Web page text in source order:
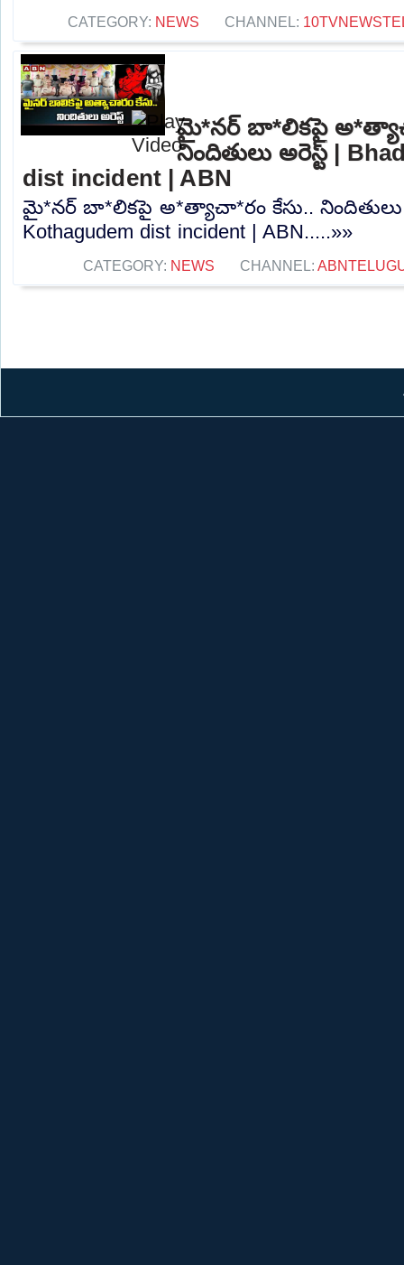
CATEGORY: NEWS CHANNEL:
మై*నర్ బా*లికపై
నిందితులు అరెస్ట్ |
dist incident | ABN
మై*నర్ బా*లికపై అ*త్యాచా*రం కేసు.. నిందితులు
Kothagudem dist incident | ABN.....»»
CATEGORY: NEWS CHANNEL: